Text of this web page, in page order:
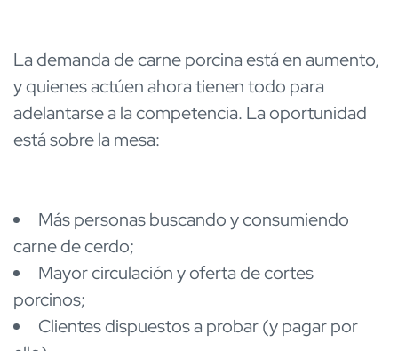
La demanda de carne porcina está en aumento,
y quienes actúen ahora tienen todo para
adelantarse a la competencia. La oportunidad
está sobre la mesa:
Más personas buscando y consumiendo
carne de cerdo;
Mayor circulación y oferta de cortes
porcinos;
Clientes dispuestos a probar (y pagar por